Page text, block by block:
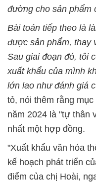
đường cho sản phẩm
Bài toán tiếp theo là
được sản phẩm, thay
Sau giai đoạn đó, tôi
xuất khẩu của mình
lớn lao như đánh giá
tỏ, nói thêm rằng
năm 2024 là "tự thân
nhất một hợp đồng.
"Xuất khẩu văn hóa
kế hoạch phát triển
điểm của chị Hoài,